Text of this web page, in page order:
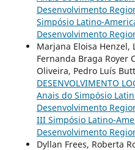
Desenvolvimento
Simpósio Latino-
Desenvolvimento
Marjana Eloisa Henzel,
Fernanda Braga Royer
Oliveira, Pedro Luís
DESENVOLVIMENTO
Anais do Simpósio
Desenvolvimento
III Simpósio Latino-
Desenvolvimento
Dyllan Frees, Roberta